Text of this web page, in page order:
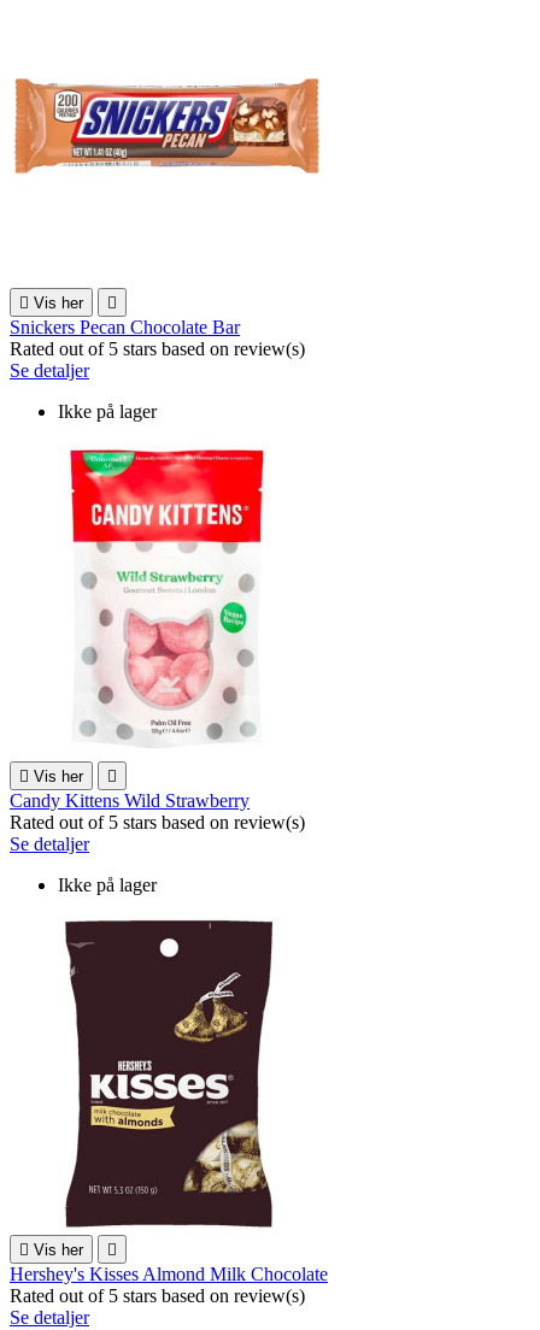
 Vis her 
Snickers Pecan Chocolate Bar
Rated out of 5 stars based on review(s)
Se detaljer
Ikke på lager
 Vis her 
Candy Kittens Wild Strawberry
Rated out of 5 stars based on review(s)
Se detaljer
Ikke på lager
 Vis her 
Hershey's Kisses Almond Milk Chocolate
Rated out of 5 stars based on review(s)
Se detaljer